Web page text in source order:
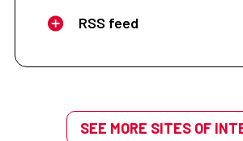
RSS feed
SEE MORE SITES OF